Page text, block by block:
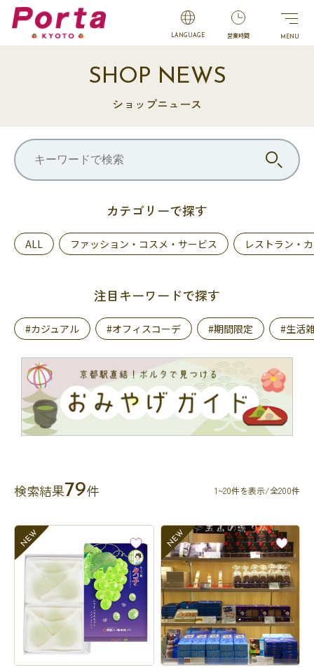
LANGUAGE 営業時間
SHOP NEWS
ショップニュース
カテゴリーで探す
ALL ファッション・コスメ・サービス レストラン・
注目キーワードで探す
#カジュアル #オフィスコーデ #期間限定 #生活
検索結果79件 1~20件を表示/全200件